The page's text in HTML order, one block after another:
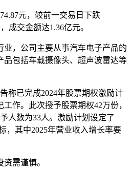
元，较前一交易日下跌
成交金额达1.36亿元。
业，公司主要从事汽车电子产品的
品包括车载摄像头、超声波雷达等
称已完成2024年股票期权激励计
作。此次授予股票期权42万份，
人数为33人。激励计划设定了
，其中2025年营业收入增长率要
需谨慎。